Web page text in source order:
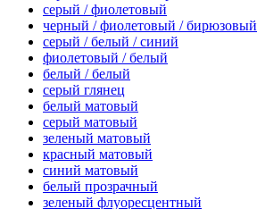
серый / фиолетовый
черный / фиолетовый / бирюзовый
серый / белый / синий
фиолетовый / белый
белый / белый
серый глянец
белый матовый
серый матовый
зеленый матовый
красный матовый
синий матовый
белый прозрачный
зеленый флуоресцентный